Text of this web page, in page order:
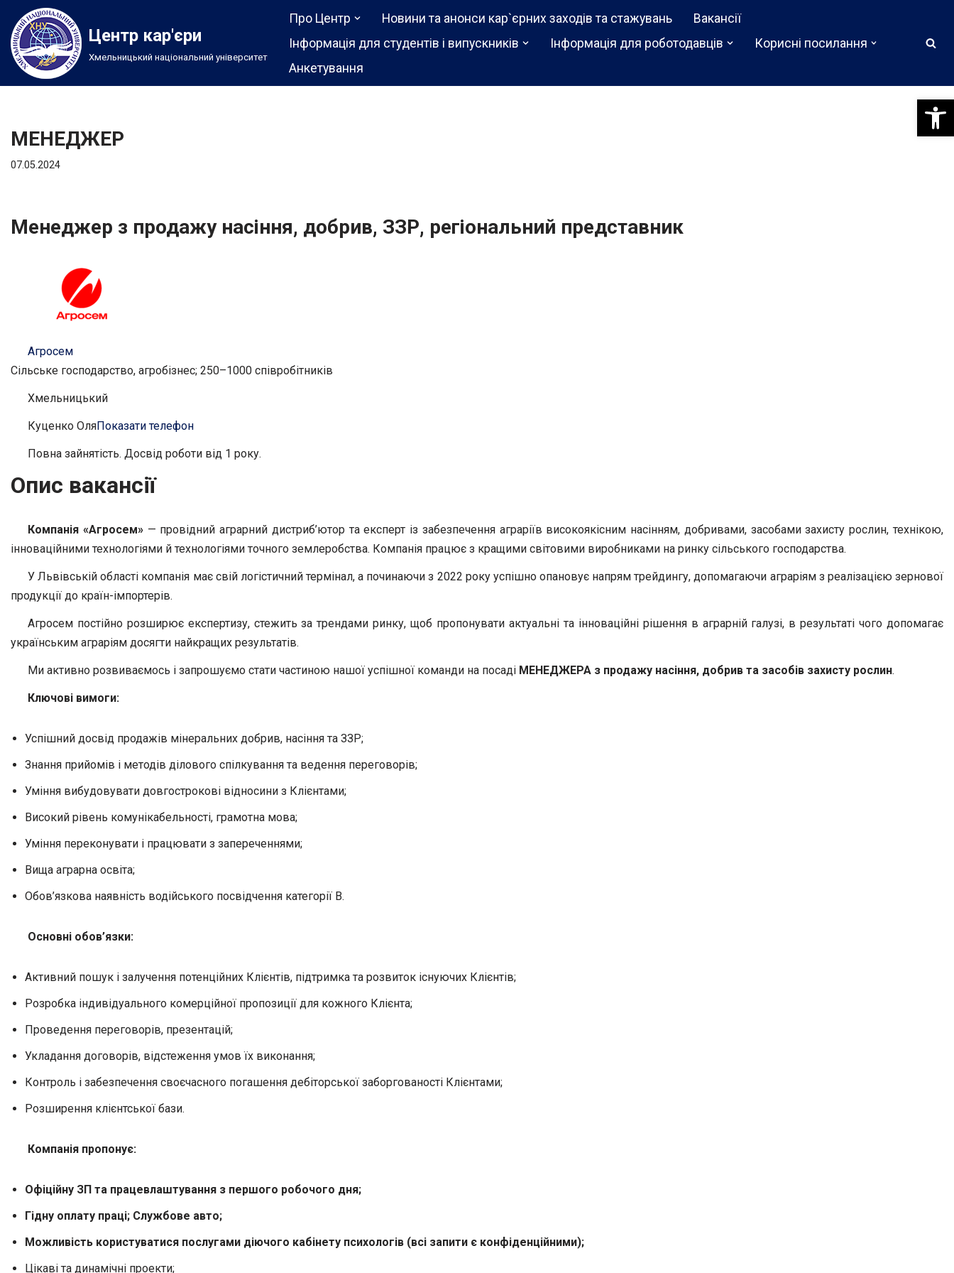
Перейти
до
вмісту
Центр кар'єри
Хмельницький національний університет
Про Центр Новини та анонси кар`єрних заходів та стажувань
Вакансії
Інформація для студентів і випускників
Інформація для роботодавців
Корисні посилання
Анкетування
МЕНЕДЖЕР
07.05.2024
Менеджер з продажу насіння, добрив, ЗЗР, регіональний представник
Агросем
Сільське господарство, агробізнес; 250–1000 співробітників
Хмельницький
Куценко ОляПоказати телефон
Повна зайнятість. Досвід роботи від 1 року.
Опис вакансії
Компанія «Агросем»— провідний аграрний дистриб’ютор та експерт із забезпечення аграріїв високоякісним насінням, добривами, засобами захисту рослин, технікою,
інноваційними технологіями й технологіями точного землеробства. Компанія працює з кращими світовими виробниками на ринку сільського господарства.
У Львівській області компанія має свій логістичний термінал, а починаючи з 2022 року успішно опановує напрям трейдингу, допомагаючи аграріям з реалізацією зернової
продукції до країн-імпортерів.
Агросем постійно розширює експертизу, стежить за трендами ринку, щоб пропонувати актуальні та інноваційні рішення в аграрній галузі, в результаті чого допомагає
українським аграріям досягти найкращих результатів.
Ми активно розвиваємось і запрошуємо стати частиною нашої успішної команди на посаді МЕНЕДЖЕРА з продажу насіння, добрив та засобів захисту рослин.
Ключові вимоги:
Успішний досвід продажів мінеральних добрив, насіння та ЗЗР;
Знання прийомів і методів ділового спілкування та ведення переговорів;
Уміння вибудовувати довгострокові відносини з Клієнтами;
Високий рівень комунікабельності, грамотна мова;
Уміння переконувати і працювати з запереченнями;
Вища аграрна освіта;
Обов’язкова наявність водійського посвідчення категорії В.
Основні обов’язки:
Активний пошук і залучення потенційних Клієнтів, підтримка та розвиток існуючих Клієнтів;
Розробка індивідуального комерційної пропозиції для кожного Клієнта;
Проведення переговорів, презентацій;
Укладання договорів, відстеження умов їх виконання;
Контроль і забезпечення своєчасного погашення дебіторської заборгованості Клієнтами;
Розширення клієнтської бази.
Компанія пропонує:
Офіційну ЗП та працевлаштування з першого робочого дня;
Гідну оплату праці; Службове авто;
Можливість користуватися послугами діючого кабінету психологів (всі запити є конфіденційними);
Цікаві та динамічні проекти;